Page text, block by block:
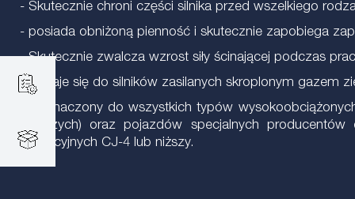
- Skutecznie chroni części silnika przed wszelkiego
- posiada obniżoną pienność i skutecznie zapobiega
- Skutecznie zwalcza wzrost siły ścinającej podczas
- Nadaje się do silników zasilanych skroplonym gazem
Przeznaczony do wszystkich typów
rolniczych) oraz pojazdów specjalnych
operacyjnych CJ-4 lub niższy.